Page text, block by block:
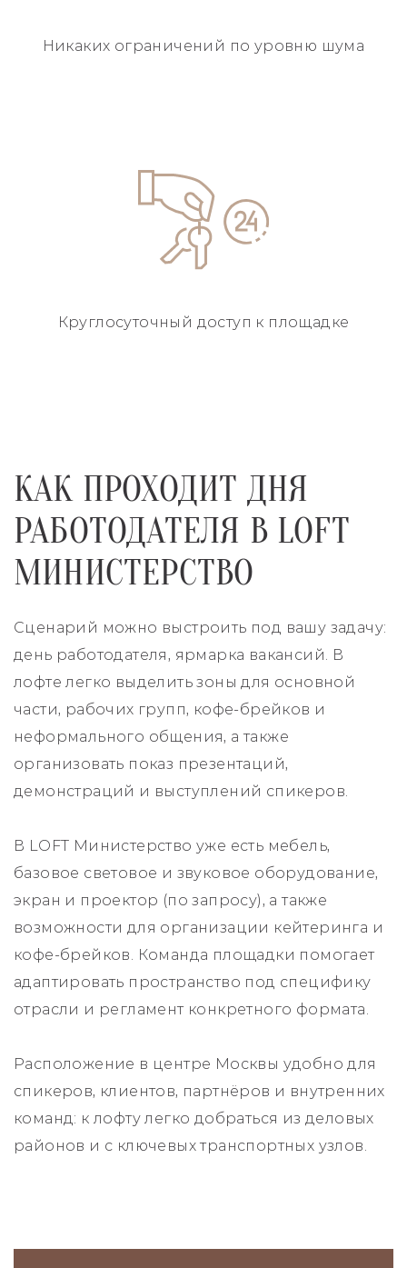
Никаких ограничений по уровню шума
Круглосуточный доступ к площадке
КАК ПРОХОДИТ ДНЯ
РАБОТОДАТЕЛЯ В LOFT
МИНИСТЕРСТВО
Сценарий можно выстроить под вашу задачу:
день работодателя, ярмарка вакансий. В
лофте легко выделить зоны для основной
части, рабочих групп, кофе-брейков и
неформального общения, а также
организовать показ презентаций,
демонстраций и выступлений спикеров.
В LOFT Министерство уже есть мебель,
базовое световое и звуковое оборудование,
экран и проектор (по запросу), а также
возможности для организации кейтеринга и
кофе-брейков. Команда площадки помогает
адаптировать пространство под специфику
отрасли и регламент конкретного формата.
Расположение в центре Москвы удобно для
спикеров, клиентов, партнёров и внутренних
команд: к лофту легко добраться из деловых
районов и с ключевых транспортных узлов.